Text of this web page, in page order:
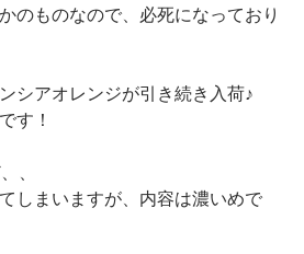
のものなので、必死になっており
シアオレンジが引き続き入荷♪
す！
、
しまいますが、内容は濃いめで